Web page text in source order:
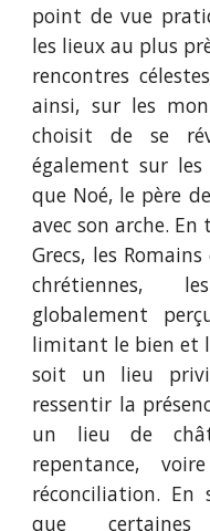
point de vue
les lieux au plus
rencontres
ainsi, sur les
choisit de se
également sur
que Noé, le père
avec son arche.
Grecs, les
chrétiennes,
globalement
limitant le bien et
soit un lieu
ressentir la
un lieu de
repentance,
réconciliation. En
que certaines